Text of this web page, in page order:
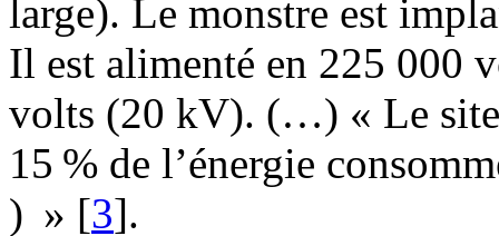
large). Le monstre est
Il est alimenté en 225 000
volts (20 kV). (…) « Le
15 % de l’énergie
) » [3].